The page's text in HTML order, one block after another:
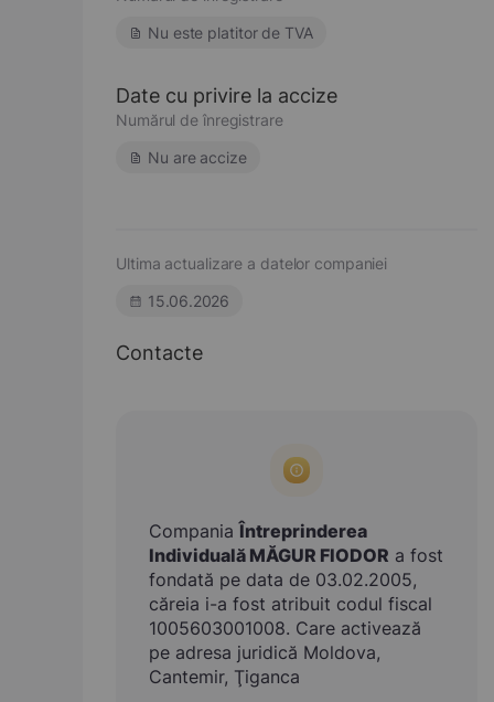
Nu este platitor de TVA
Date cu privire la accize
Numărul de înregistrare
Nu are accize
Ultima actualizare a datelor companiei
15.06.2026
Contacte
CompaniaÎntreprinderea
Individuală MĂGUR FIODOR a fost
fondată pe data de 03.02.2005,
căreia i-a fost atribuit codul fiscal
1005603001008. Care activează
pe adresa juridică Moldova,
Cantemir, Ţiganca